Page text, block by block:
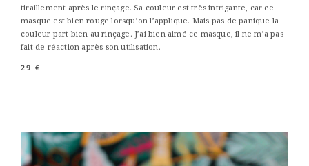
tiraillement après le rinçage. Sa couleur est très intrigante, car ce
masque est bien rouge lorsqu’on l’applique. Mais pas de panique la
couleur part bien au rinçage. J’ai bien aimé ce masque, il ne m’a pas
fait de réaction après son utilisation.
29 €